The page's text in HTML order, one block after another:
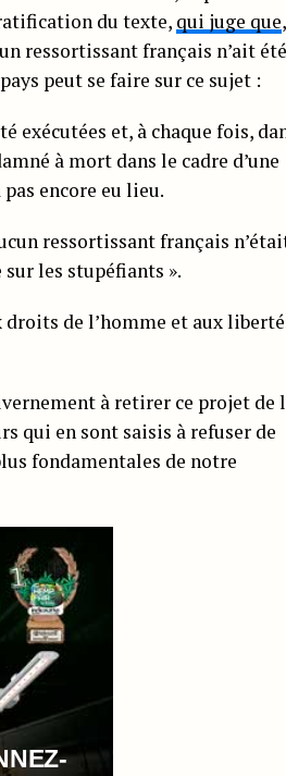
du texte, qui juge que
ressortissant français n’ait été
peut se faire sur ce sujet :
exécutées et, à chaque fois,
à mort dans le cadre d’une
encore eu lieu.
ressortissant français
les stupéfiants ».
droits de l’homme et aux
à retirer ce projet de
qui en sont saisis à refuser de
fondamentales de notre